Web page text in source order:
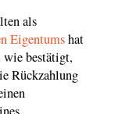
als
Eigentumshat
wie bestätigt,
Rückzahlung